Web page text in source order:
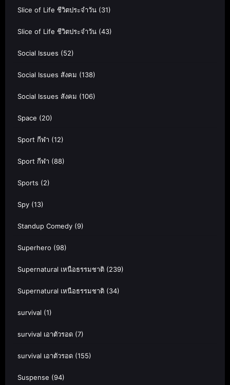
Slice of Life ชีวิตประจำวัน (31)
Slice of Life ชีวิตประจำวัน (43)
Social Issues (52)
Social Issues สังคม (138)
Social Issues สังคม (106)
Space (20)
Sport กีฬา (12)
Sport กีฬา (88)
Sports (2)
Spy (13)
Standup Comedy (9)
Superhero (98)
Supernatural เหนือธรรมชาติ (239)
Supernatural เหนือธรรมชาติ (34)
survival (1)
survival เอาตัวรอด (7)
survival เอาตัวรอด (155)
Suspense (94)